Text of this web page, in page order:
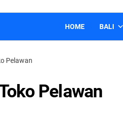
HOME BALI
Pelawan
Pelawan